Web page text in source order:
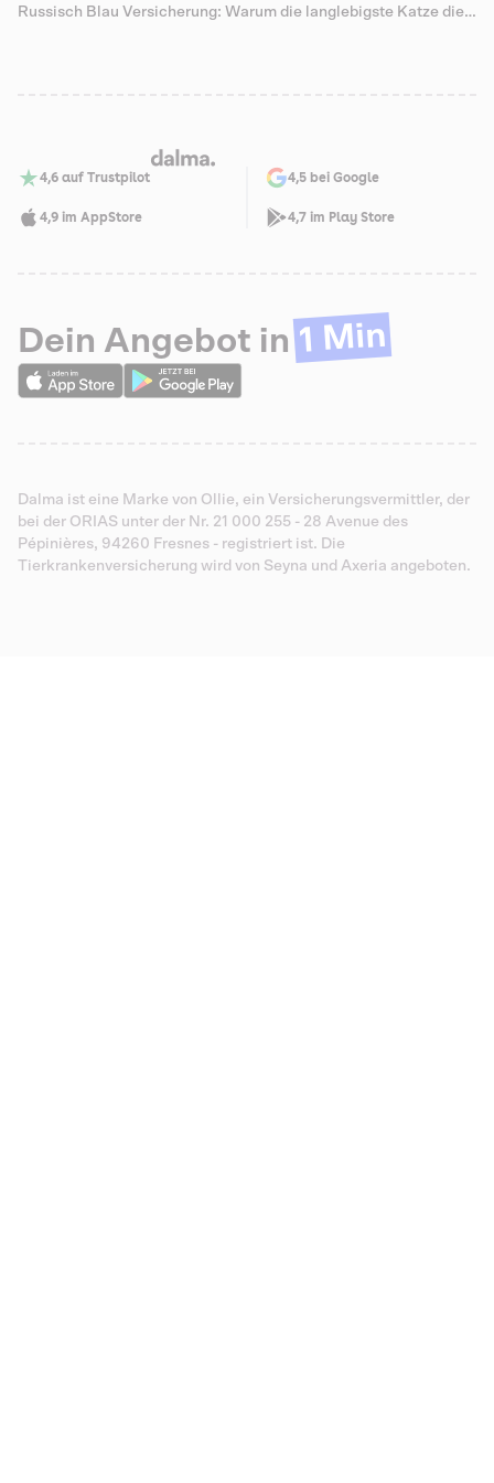
Lebenswoche
Russisch Blau Versicherung: Warum die langlebigste Katze die
4,6 auf Trustpilot 4,5 bei Google
4,9 im AppStore 4,7 im Play Store
Dein Angebot in 1 Min
Dalma ist eine Marke von Ollie, ein Versicherungsvermittler, der
bei der ORIAS unter der Nr. 21 000 255 - 28 Avenue des
Pépinières, 94260 Fresnes - registriert ist. Die
Tierkrankenversicherung wird von Seyna und Axeria angeboten.